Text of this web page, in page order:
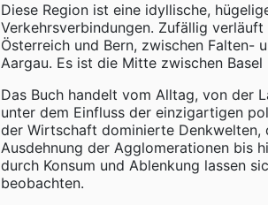
Diese Region ist eine idyllische,
Verkehrsverbindungen. Zufällig
Österreich und Bern, zwischen Falten-
Aargau. Es ist die Mitte zwischen Basel
Das Buch handelt vom Alltag, von der
unter dem Einfluss der einzigartigen
der Wirtschaft dominierte Denkwelten,
Ausdehnung der Agglomerationen bis
durch Konsum und Ablenkung lassen
beobachten.